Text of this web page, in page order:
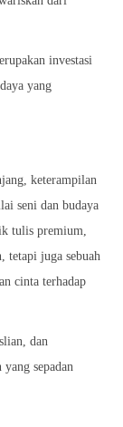
investasi
yang
keterampilan
seni dan budaya
tulis premium,
tetapi juga sebuah
cinta terhadap
dan
sepadan